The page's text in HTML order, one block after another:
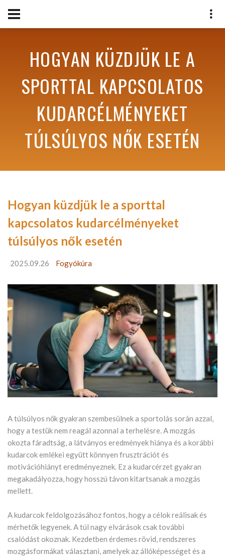
HOGYAN KÜZDJÜK LE A
SPORTTAL KAPCSOLATOS
KUDARCÉLMÉNYEKET
TÚLSÚLYOS NŐK ESETÉN
Hogyan küzdjük le a sporttal
kapcsolatos kudarcélményeket
túlsúlyos nők esetén
2025.09.26 Fogyókúra
A túlsúlyos nők gyakran szembesülnek a sportolás során azzal,
hogy a testük nem reagál azonnal a terhelésre. A mozgás
okozta fáradtság, a látványos eredmények hiánya és a korábbi
kudarcok emlékei együtt könnyen frusztrációt és
motivációhiányt eredményeznek. Ez a kudarcérzet gyakran
megakadályozza, hogy hosszú távon kitartsanak a mozgás
mellett.
A kudarcok feldolgozásához fontos, hogy a célok reálisak és
mérhetők legyenek. A túl nagy elvárások csak további
csalódást okoznak. Kezdetben érdemes rövid, rendszeres
mozgásformákat választani, amelyek az állóképességet és a